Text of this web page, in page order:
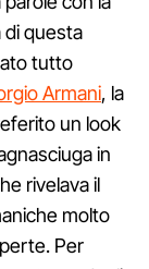
di questa
tutto
Armani, la
un look
in
rivelava il
molto
Per